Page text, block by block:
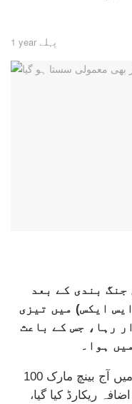
1 year پہلے
جنگ بندی کے بعد
ایکس) میں تیزی
رہا، جس کے باعث
ہوا۔
تفصیلات کے مطابق پی ایس ایکس میں آج بینچ مارک 100
اضافہ ریکارڈ کیا گیا،